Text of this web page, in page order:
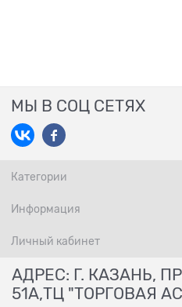
МЫ В СОЦ СЕТЯХ
Категории
Информация
Личный кабинет
АДРЕС: Г. КАЗАНЬ,
51А,ТЦ "ТОРГОВАЯ